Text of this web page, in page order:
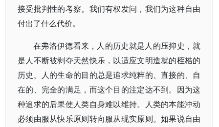
接受批判性的考察。我们有权发问，我们为这种自由
付出了什么代价。
在弗洛伊德看来，人的历史就是人的压抑史，就
是人不断被剥夺天然快乐，以适应文明造就的桎梏的
历史。人的生命的目的总是追求纯粹的、直接的、自
在的、完全的满足，而这个目的注定达不到。因为这
种追求的后果使人类自身难以维持。人类的本能冲动
必须由服从快乐原则转向服从现实原则。如果说自由